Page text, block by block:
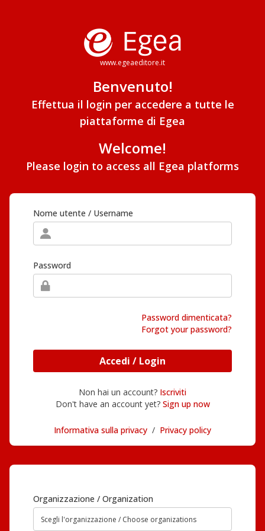
www.egeaeditore.it
Benvenuto!
Effettua il login per accedere a tutte le
piattaforme di Egea
Welcome!
Please login to access all Egea platforms
Nome utente / Username
Password
Password dimenticata?
Forgot your password?
Accedi / Login
Non hai un account? Iscriviti
Don't have an account yet? Sign up now
Informativa sulla privacy / Privacy policy
Organizzazione / Organization